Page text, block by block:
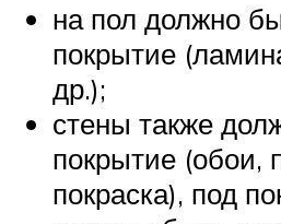
на пол должно
покрытие
др.);
стены также
покрытие (обои,
покраска), под